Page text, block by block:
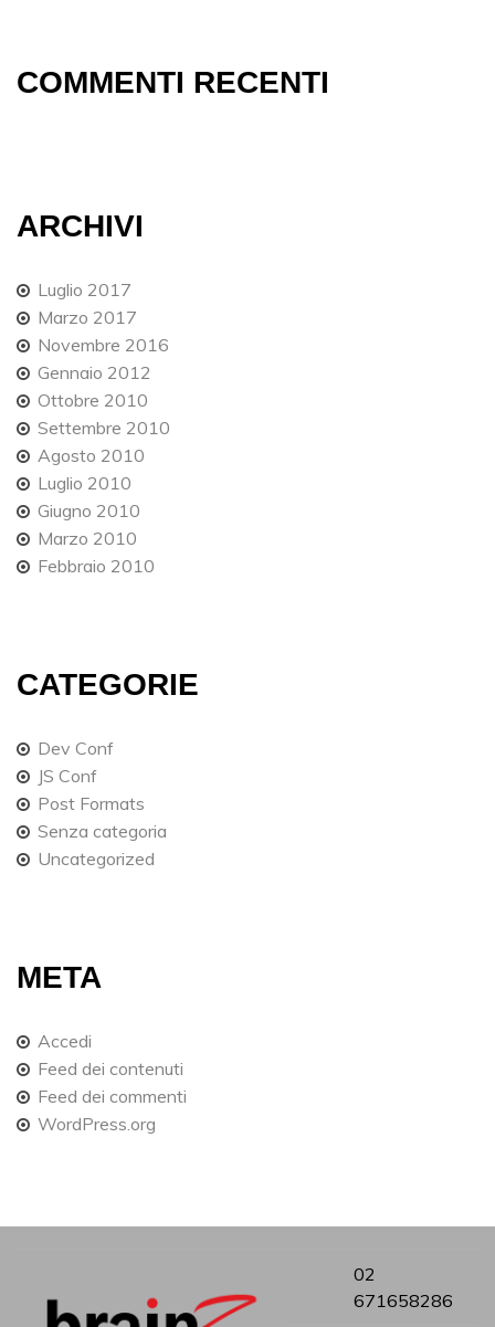
COMMENTI RECENTI
ARCHIVI
Luglio 2017
Marzo 2017
Novembre 2016
Gennaio 2012
Ottobre 2010
Settembre 2010
Agosto 2010
Luglio 2010
Giugno 2010
Marzo 2010
Febbraio 2010
CATEGORIE
Dev Conf
JS Conf
Post Formats
Senza categoria
Uncategorized
META
Accedi
Feed dei contenuti
Feed dei commenti
WordPress.org
02
671658286